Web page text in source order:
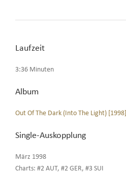
Laufzeit
3:36 Minuten
Album
Out Of The Dark (Into The Light) [1998]
Single-Auskopplung
März 1998
Charts: #2 AUT, #2 GER, #3 SUI